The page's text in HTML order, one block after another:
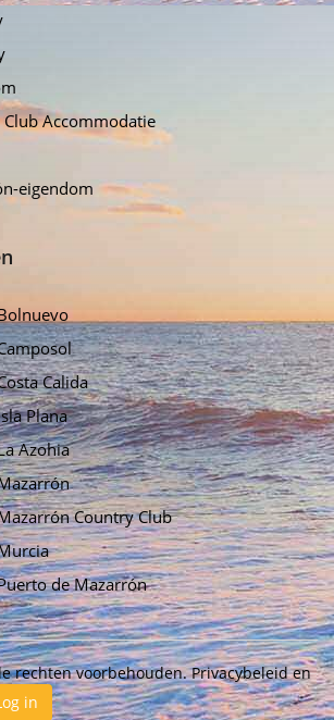
Accommodatie
eigendom
Calida
Plana
Azohia
Country Club
de Mazarrón
rechten voorbehouden.Privacybeleiden
in